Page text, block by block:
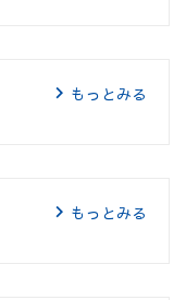
もっとみる
もっとみる